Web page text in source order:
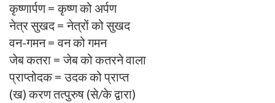
कृष्णार्पण = कृष्ण को अर्पण
नेत्र सुखद = नेत्रों को सुखद
वन-गमन = वन को गमन
जेब कतरा = जेब को कतरने वाला
प्राप्तोदक = उदक को प्राप्त
(ख) करण तत्पुरुष (से/के द्वारा)